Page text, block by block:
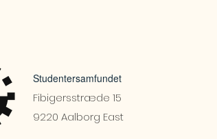
Studentersamfundet
Fibigersstræde 15
9220 Aalborg East